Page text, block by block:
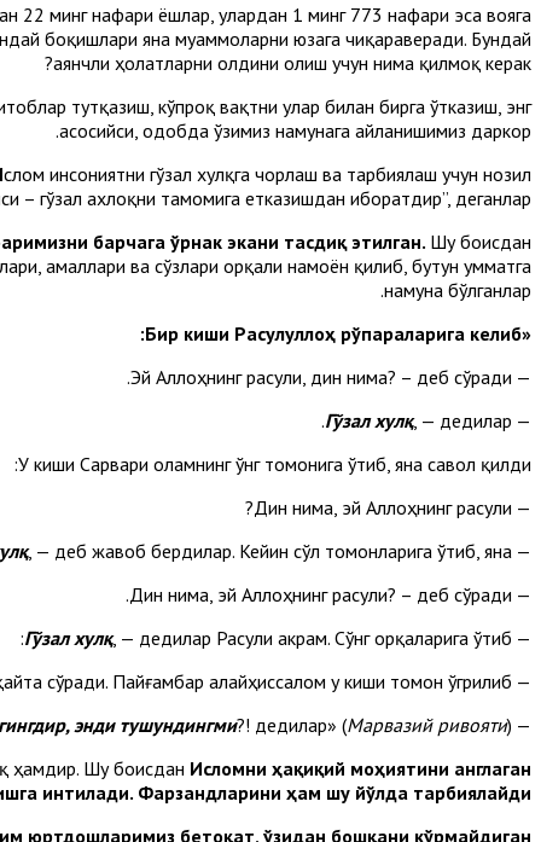
22 минг нафари ёшлар, улардан 1 минг 773 нафари эса вояга
боқишлари яна муаммоларни юзага чиқараверади. Бундай
аянчли ҳолатларни олдини олиш учун нима қилмоқ керак?
тутқазиш, кўпроқ вақтни улар билан бирга ўтказиш, энг
асосийси, одобда ўзимиз намунага айланишимиз даркор.
слом инсониятни гўзал хулқга чорлаш ва тарбиялаш учун нозил
– гўзал ахлоқни тамомига етказишдан иборатдир”, деганлар.
барчага ўрнак экани тасдиқ этилган. Шу боисдан
амаллари ва сўзлари орқали намоён қилиб, бутун умматга
намуна бўлганлар.
«Бир киши Расулуллоҳ рўпараларига келиб:
— Эй Аллоҳнинг расули, дин нима? – деб сўради.
—
Гўзал хулқ, — дедилар.
У киши Сарвари оламнинг ўнг томонига ўтиб, яна савол қилди:
— Дин нима, эй Аллоҳнинг расули?
—
, — деб жавоб бердилар. Кейин сўл томонларига ўтиб, яна:
— Дин нима, эй Аллоҳнинг расули? – деб сўради.
—
Гўзал хулқ, — дедилар Расули акрам. Сўнг орқаларига ўтиб:
— Эй Аллоҳнинг расули, дин нима? – дея қайта сўради. Пайғамбар алайҳиссалом у киши томон ўгрилиб:
—
энди тушундингми?! дедилар» (Марвазий ривояти).
ҳамдир. Шу боисдан Исломни ҳақиқий моҳиятини англаган
интилади. Фарзандларини ҳам шу йўлда тарбиялайди.
юртдошларимиз бетоқат, ўзидан бошқани кўрмайдиган